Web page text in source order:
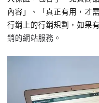
內容」、「真正有用，才
行銷上的行銷規劃，如果
銷的網站服務 。